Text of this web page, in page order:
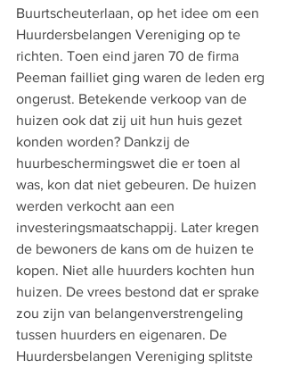
Buurtscheuterlaan, op het idee om een
Huurdersbelangen Vereniging op te
richten. Toen eind jaren 70 de firma
Peeman failliet ging waren de leden erg
ongerust. Betekende verkoop van de
huizen ook dat zij uit hun huis gezet
konden worden? Dankzij de
huurbeschermingswet die er toen al
was, kon dat niet gebeuren. De huizen
werden verkocht aan een
investeringsmaatschappij. Later kregen
de bewoners de kans om de huizen te
kopen. Niet alle huurders kochten hun
huizen. De vrees bestond dat er sprake
zou zijn van belangenverstrengeling
tussen huurders en eigenaren. De
Huurdersbelangen Vereniging splitste